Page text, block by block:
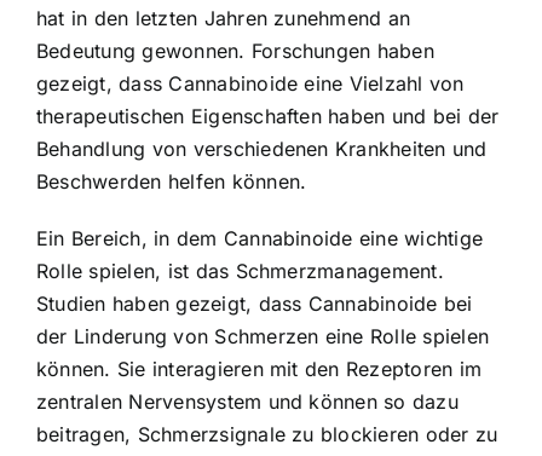
hat in den letzten Jahren zunehmend an
Bedeutung gewonnen. Forschungen haben
gezeigt, dass Cannabinoide eine Vielzahl von
therapeutischen Eigenschaften haben und bei der
Behandlung von verschiedenen Krankheiten und
Beschwerden helfen können.
Ein Bereich, in dem Cannabinoide eine wichtige
Rolle spielen, ist das Schmerzmanagement.
Studien haben gezeigt, dass Cannabinoide bei
der Linderung von Schmerzen eine Rolle spielen
können. Sie interagieren mit den Rezeptoren im
zentralen Nervensystem und können so dazu
beitragen, Schmerzsignale zu blockieren oder zu